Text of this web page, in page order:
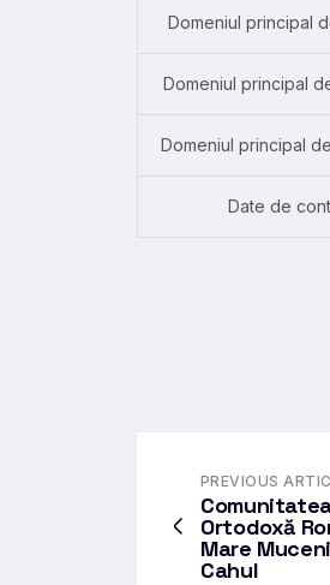
Domeniul principal
Domeniul principal
Domeniul principal
Date de
PREVIOUS
Ortodoxă
Mare
Cahul